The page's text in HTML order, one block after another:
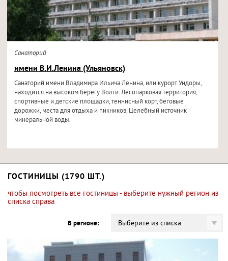
Санаторий
имени В.И.Ленина (Ульяновск)
Санаторий имени Владимира Ильича Ленина, или курорт Ундоры,
находится на высоком берегу Волги. Лесопарковая территория,
спортивные и детские площадки, теннисный корт, беговые
дорожки, места для отдыха и пикников. Целебный источник
минеральной воды.
ГОСТИНИЦЫ (1790 ШТ.)
чтобы посмотреть все гостиницы - выберите нужный регион из
списка справа
В регионе: Выберите из списка